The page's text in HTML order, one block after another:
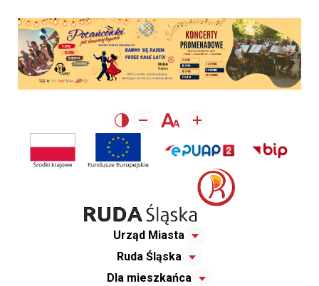
Urząd Miasta
Ruda Śląska
Dla mieszkańca